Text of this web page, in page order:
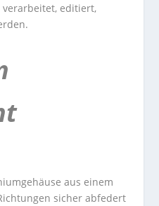
verarbeitet, editiert,
aus einem
sicher abfedert